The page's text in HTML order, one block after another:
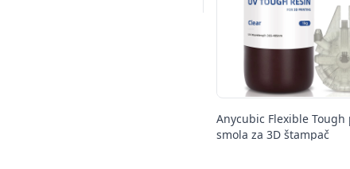
Anycubic Flexible Tough
smola za 3D štampač